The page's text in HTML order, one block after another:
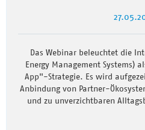
Das Webinar beleuchtet die
Energy Management Systems)
App"-Strategie. Es wird
Anbindung von Partner-
und zu unverzichtbaren